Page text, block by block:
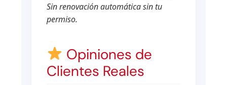
Sin renovación automática sin tu
permiso.
Opiniones de
Clientes Reales